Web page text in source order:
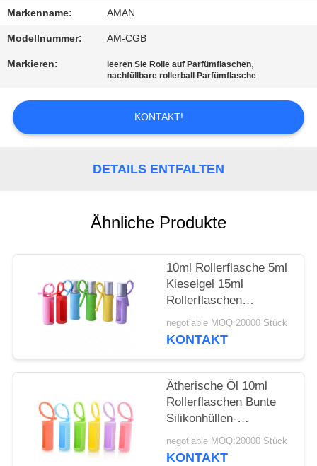
QUALITÄTSKONTROLLE
KONTAKT
UNS
ANFORDERN
SITEMAP
POLICY
Markenname: AMAN
Modellnummer: AM-CGB
Markieren: leeren Sie Rolle auf Parfümflaschen,
nachfüllbare rollerball Parfümflasche
KONTAKT!
DETAILS ENTFALTEN
Ähnliche Produkte
10ml Rollerflasche 5ml
Kieselgel 15ml
Rollerflaschen
Tragbare, am Kabel
befestigte,
Schützende
Silikonhülle für Flasche
negotiable MOQ:20000 Stück
KONTAKT
Ätherische Öl 10ml
Rollerflaschen Bunte
Silikonhüllen-
Schutzhülle
Nachfüllbare
negotiable MOQ:20000 Stück
KONTAKT